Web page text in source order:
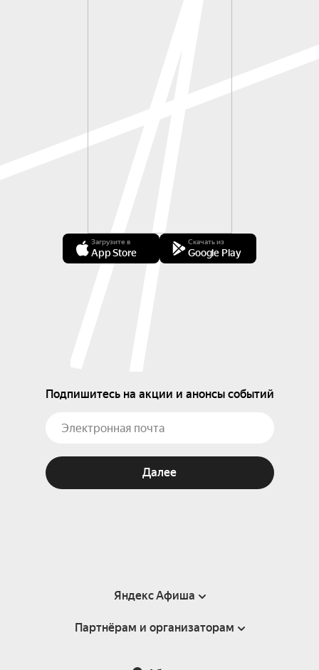
Загрузите в
App Store
Скачать из
Google Play
Подпишитесь на акции и анонсы событий
Далее
Яндекс Афиша
Справка
Партнёрам и организаторам